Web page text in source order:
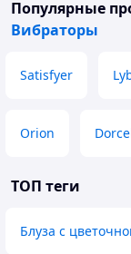
Популярные
Вибраторы
Satisfyer
Orion
ТОП теги
Блуза с